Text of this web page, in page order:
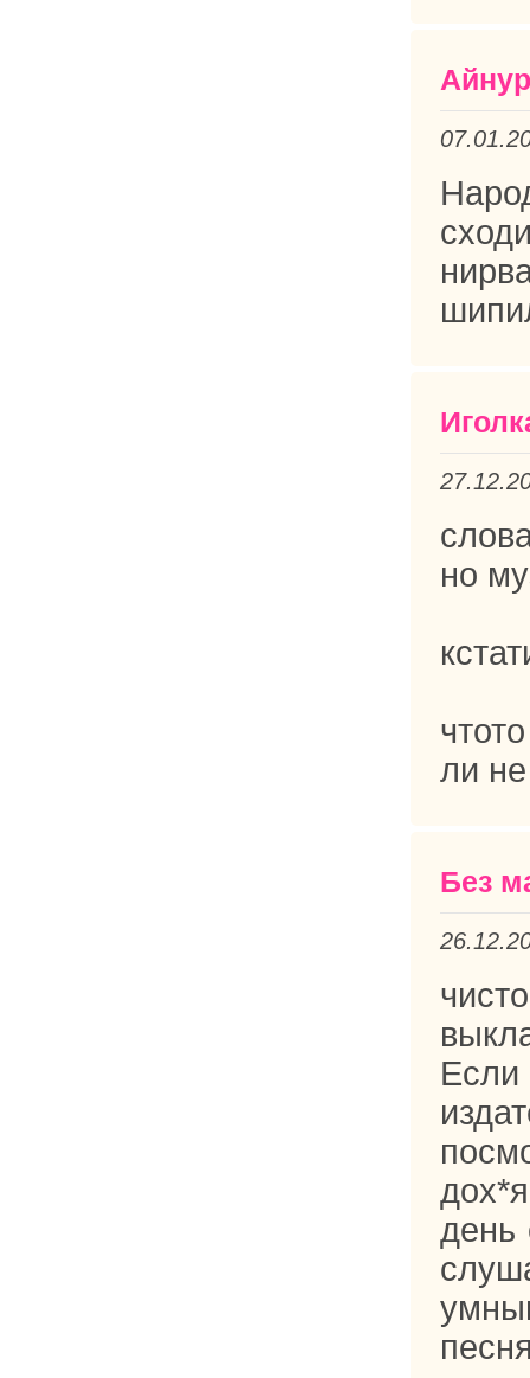
но
ли
Без
день